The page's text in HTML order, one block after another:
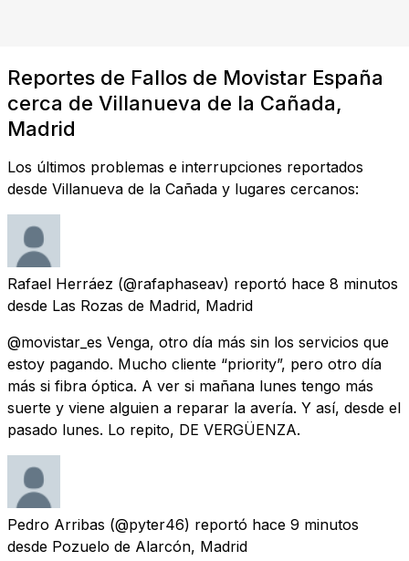
Reportes de Fallos de Movistar España
cerca de Villanueva de la Cañada,
Madrid
Los últimos problemas e interrupciones reportados
desde Villanueva de la Cañada y lugares cercanos:
Rafael Herráez (@rafaphaseav) reportó hace 8 minutos
desde Las Rozas de Madrid, Madrid
@movistar_es Venga, otro día más sin los servicios que
estoy pagando. Mucho cliente “priority”, pero otro día
más si fibra óptica. A ver si mañana lunes tengo más
suerte y viene alguien a reparar la avería. Y así, desde el
pasado lunes. Lo repito, DE VERGÜENZA.
Pedro Arribas (@pyter46) reportó hace 9 minutos
desde Pozuelo de Alarcón, Madrid